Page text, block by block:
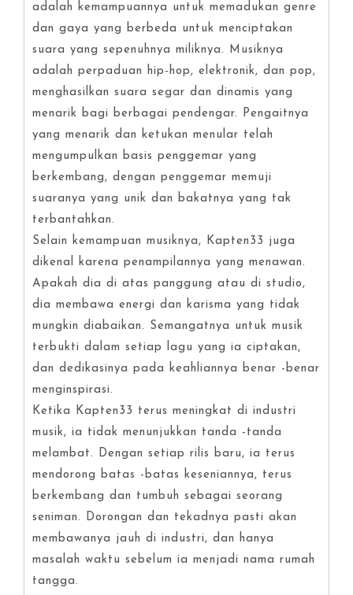
adalah kemampuannya untuk memadukan genre
dan gaya yang berbeda untuk menciptakan
suara yang sepenuhnya miliknya. Musiknya
adalah perpaduan hip-hop, elektronik, dan pop,
menghasilkan suara segar dan dinamis yang
menarik bagi berbagai pendengar. Pengaitnya
yang menarik dan ketukan menular telah
mengumpulkan basis penggemar yang
berkembang, dengan penggemar memuji
suaranya yang unik dan bakatnya yang tak
terbantahkan.
Selain kemampuan musiknya, Kapten33 juga
dikenal karena penampilannya yang menawan.
Apakah dia di atas panggung atau di studio,
dia membawa energi dan karisma yang tidak
mungkin diabaikan. Semangatnya untuk musik
terbukti dalam setiap lagu yang ia ciptakan,
dan dedikasinya pada keahliannya benar -benar
menginspirasi.
Ketika Kapten33 terus meningkat di industri
musik, ia tidak menunjukkan tanda -tanda
melambat. Dengan setiap rilis baru, ia terus
mendorong batas -batas keseniannya, terus
berkembang dan tumbuh sebagai seorang
seniman. Dorongan dan tekadnya pasti akan
membawanya jauh di industri, dan hanya
masalah waktu sebelum ia menjadi nama rumah
tangga.